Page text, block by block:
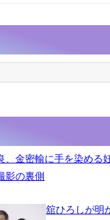
、金密輸に手を染め
影の裏側
舘ひろしが明